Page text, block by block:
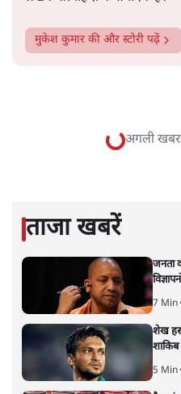
बाहर चले जाने को कह रहे थे।
लेखक सत्यहिंदी के संपादक हैं।
की और स्टोरी पढ़ें